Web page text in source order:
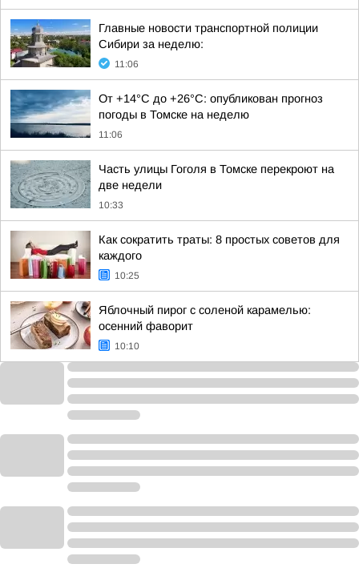
Главные новости транспортной полиции
Сибири за неделю:
11:06
От +14°С до +26°С: опубликован прогноз
погоды в Томске на неделю
11:06
Часть улицы Гоголя в Томске перекроют на
две недели
10:33
Как сократить траты: 8 простых советов для
каждого
10:25
Яблочный пирог с соленой карамелью:
осенний фаворит
10:10